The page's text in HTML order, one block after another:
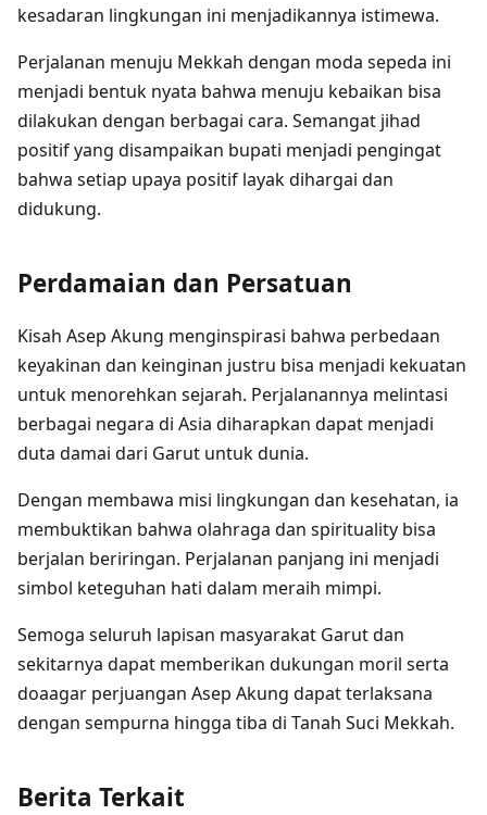
kesadaran lingkungan ini menjadikannya istimewa.
Perjalanan menuju Mekkah dengan moda sepeda ini
menjadi bentuk nyata bahwa menuju kebaikan bisa
dilakukan dengan berbagai cara. Semangat jihad
positif yang disampaikan bupati menjadi pengingat
bahwa setiap upaya positif layak dihargai dan
didukung.
Perdamaian dan Persatuan
Kisah Asep Akung menginspirasi bahwa perbedaan
keyakinan dan keinginan justru bisa menjadi kekuatan
untuk menorehkan sejarah. Perjalanannya melintasi
berbagai negara di Asia diharapkan dapat menjadi
duta damai dari Garut untuk dunia.
Dengan membawa misi lingkungan dan kesehatan, ia
membuktikan bahwa olahraga dan spirituality bisa
berjalan beriringan. Perjalanan panjang ini menjadi
simbol keteguhan hati dalam meraih mimpi.
Semoga seluruh lapisan masyarakat Garut dan
sekitarnya dapat memberikan dukungan moril serta
doaagar perjuangan Asep Akung dapat terlaksana
dengan sempurna hingga tiba di Tanah Suci Mekkah.
Berita Terkait